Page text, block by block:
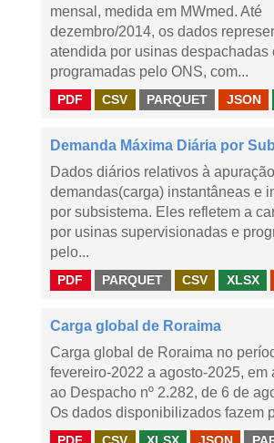
mensal, medida em MWmed. Até
dezembro/2014, os dados
atendida por usinas despachadas
programadas pelo ONS, com...
PDF CSV PARQUET JSON
Demanda Máxima Diária por
Dados diários relativos à
demandas(carga) instantâneas e
por subsistema. Eles refletem a
por usinas supervisionadas e
pelo...
PDF PARQUET CSV XLSX
Carga global de Roraima
Carga global de Roraima no
fevereiro-2022 a agosto-2025, em
ao Despacho nº 2.282, de 6 de
Os dados disponibilizados fazem